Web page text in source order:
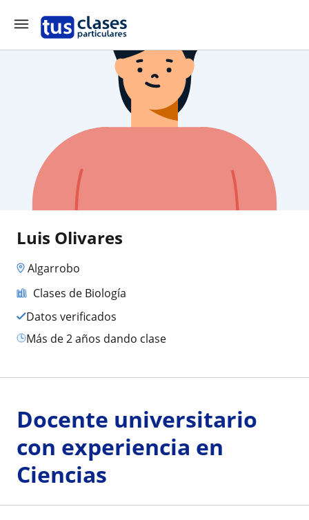
Luis Olivares
Algarrobo
Clases de Biología
Datos verificados
más de 2 años dando clase
Docente universitario
con experiencia en
Ciencias